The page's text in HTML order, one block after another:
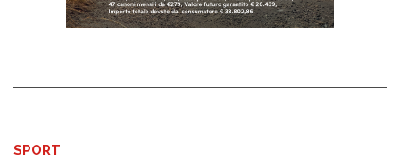
SPORT